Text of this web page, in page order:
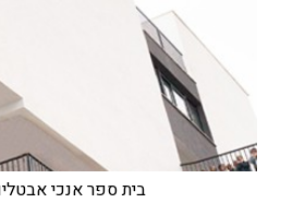
בית ספר אנכי